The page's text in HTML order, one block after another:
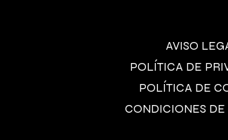
AVISO
POLÍTICA DE
POLÍTICA DE
CONDICIONES